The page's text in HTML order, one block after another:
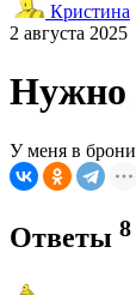
Кристина
2 августа 2025
Нужно
У меня в брони
Ответы 8